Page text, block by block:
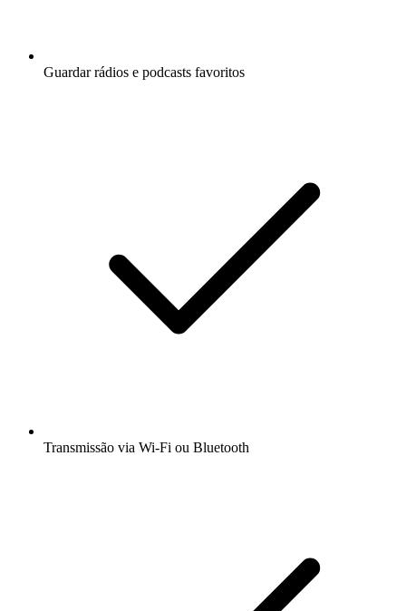
Guardar rádios e podcasts favoritos
Transmissão via Wi-Fi ou Bluetooth